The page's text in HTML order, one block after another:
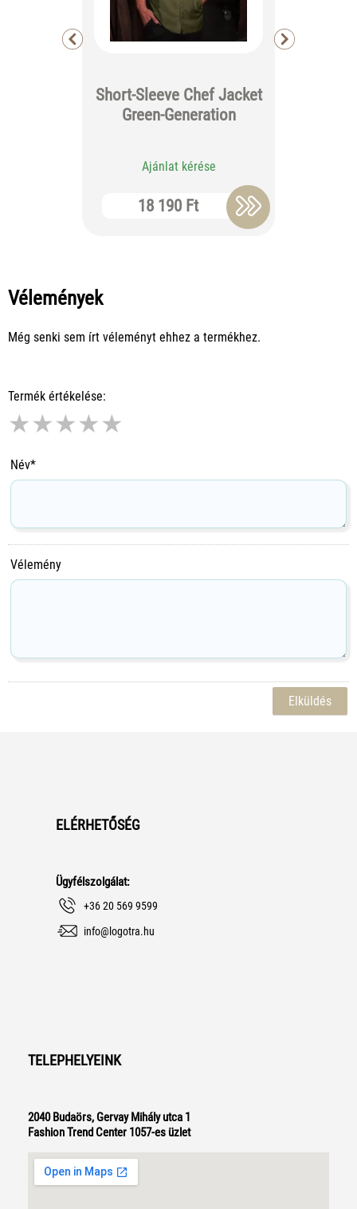
Short-Sleeve Chef Jacket
Green-Generation
Ajánlat kérése
18 190 Ft
Vélemények
Még senki sem írt véleményt ehhez a termékhez.
Termék értékelése:
★★★★★
Név*
Vélemény
ELÉRHETŐSÉG
Ügyfélszolgálat:
+36 20 569 9599
info@logotra.hu
TELEPHELYEINK
2040 Budaörs, Gervay Mihály utca 1
Fashion Trend Center 1057-es üzlet